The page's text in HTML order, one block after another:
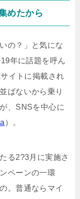
めたから
の？」と気にな
年に話題を呼ん
イトに掲載され
ばないから乗り
、SNSを中心に
）。
る2?3月に実施さ
ペーンの一環
。普通ならマイ